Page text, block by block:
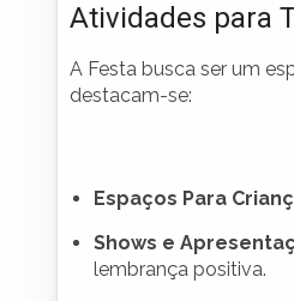
Atividades para
A Festa busca ser um
destacam-se:
Espaços Para
Shows e
lembrança positiva.